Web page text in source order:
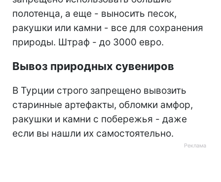
полотенца, а еще - выносить песок,
ракушки или камни - все для сохранения
природы. Штраф - до 3000 евро.
Вывоз природных сувениров
В Турции строго запрещено вывозить
старинные артефакты, обломки амфор,
ракушки и камни с побережья - даже
если вы нашли их самостоятельно.